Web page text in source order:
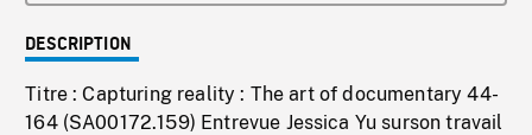
DESCRIPTION
Titre : Capturing reality : The art of documentary 44-
164 (SA00172.159) Entrevue Jessica Yu surson travail